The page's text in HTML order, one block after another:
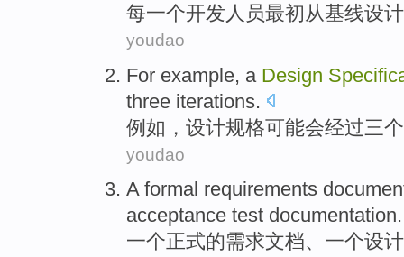
每一个开发 人员最初 从基线设计
youdao
For example, a Design
three iterations.
例如 ， 设计规格可能会经过三个
youdao
A formal requirements
acceptance test documentation.
一个正式的需求文档、一个设计